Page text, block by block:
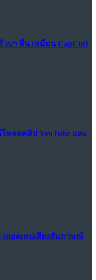
เบา ลื่น เหมือน CapCut)
หลดคลิป YouTube และ
(ถอดเทปเสียงสัมภาษณ์